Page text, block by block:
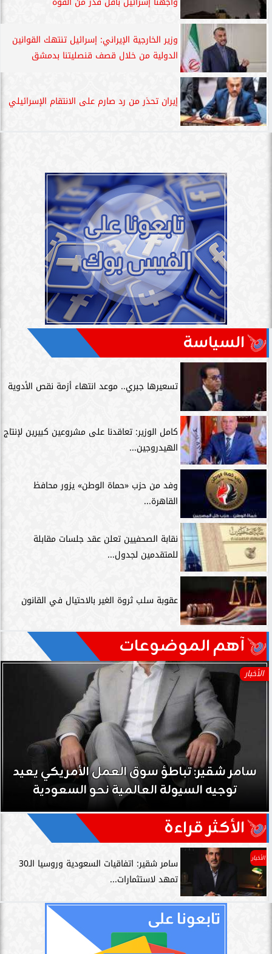
وزير الخارجية الإيراني: إسرائيل تنتهك القوانين
الدولية من خلال قصف قنصليتنا بدمشق
إيران تحذر من رد صارم على الانتقام الإسرائيلي
السياسة
تسعيرها جبري.. موعد انتهاء أزمة نقص الأدوية
كامل الوزير: تعاقدنا على مشروعين كبيرين لإنتاج
الهيدروجين...
وفد من حزب «حماة الوطن» يزور محافظ
القاهرة...
نقابة الصحفيين تعلن عقد جلسات مقابلة
للمتقدمين لجدول...
عقوبة سلب ثروة الغير بالاحتيال في القانون
آهم الموضوعات
الأخبار
سامر شقير: نمو صناديق الاستثمار الخاصة دليل
حي على نجاح رؤية 2030...
الأكثر قراءة
الأخبار
سامر شقير: اتفاقيات السعودية وروسيا الـ30
تمهد لاستثمارات...